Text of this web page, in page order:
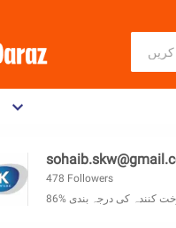
478 Followers
کنندہ کی درجہ بندی